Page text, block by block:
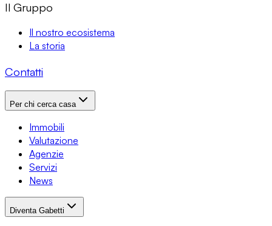
Il Gruppo
Il nostro ecosistema
La storia
Contatti
Per chi cerca casa
Immobili
Valutazione
Agenzie
Servizi
News
Diventa Gabetti